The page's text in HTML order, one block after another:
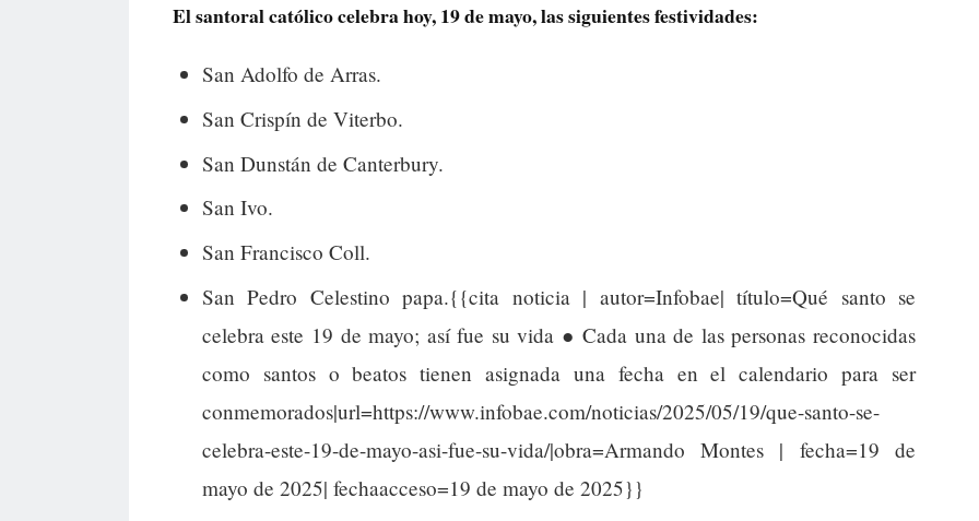
El santoral católico celebra hoy, 19 de mayo, las siguientes festividades:
San Adolfo de Arras.
San Crispín de Viterbo.
San Dunstán de Canterbury.
San Ivo.
San Francisco Coll.
San Pedro Celestino papa.{{cita noticia | autor=Infobae| título=Qué santo se
celebra este 19 de mayo; así fue su vida ● Cada una de las personas reconocidas
como santos o beatos tienen asignada una fecha en el calendario para ser
conmemorados|url=https://www.infobae.com/noticias/2025/05/19/que-santo-se-
celebra-este-19-de-mayo-asi-fue-su-vida/|obra=Armando Montes | fecha=19 de
mayo de 2025| fechaacceso=19 de mayo de 2025}}